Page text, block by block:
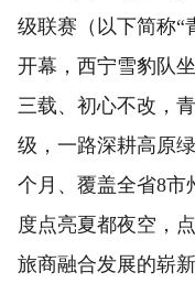
级联赛（以下简称“
开幕，西宁雪豹队
三载、初心不改，
级，一路深耕高原
个月、覆盖全省8市
度点亮夏都夜空，
旅商融合发展的崭新